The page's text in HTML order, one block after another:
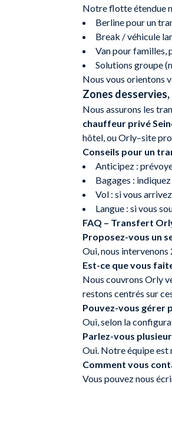
Notre flotte étendue
Berline pour un
Break / véhicule
Van pour familles,
Solutions groupe
Nous vous orientons
Zones
Nous assurons les
chauffeur privé
hôtel, ou Orly–site
Conseils pour un
Anticipez :
Bagages :
Vol : si vous
Langue : si vous
FAQ – Transfert
Proposez-vous un
Oui, nous
Est-ce que vous
Nous couvrons Orly
restons centrés sur
Pouvez-vous gérer
Oui, selon la
Parlez-vous
Oui. Notre équipe est
Comment vous
Vous pouvez nous